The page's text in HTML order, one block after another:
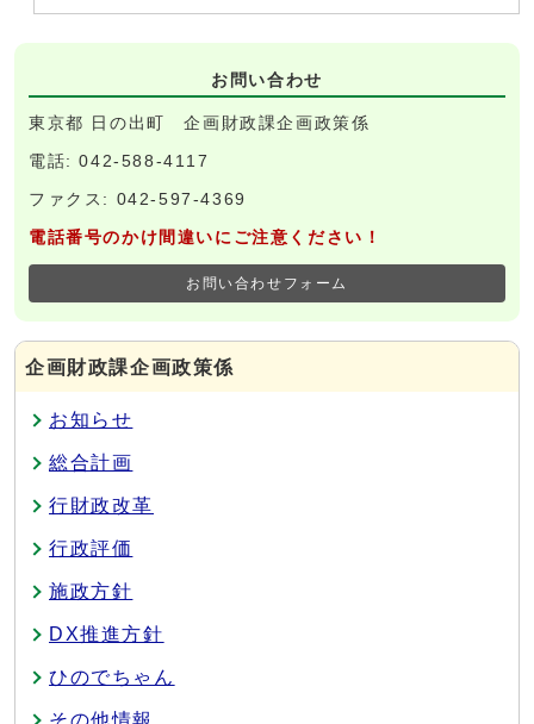
お問い合わせ
東京都 日の出町 企画財政課企画政策係
電話: 042-588-4117
ファクス: 042-597-4369
電話番号のかけ間違いにご注意ください！
お問い合わせフォーム
企画財政課企画政策係
お知らせ
総合計画
行財政改革
行政評価
施政方針
DX推進方針
ひのでちゃん